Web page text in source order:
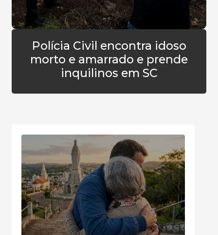
Polícia Civil encontra idoso
morto e amarrado e prende
inquilinos em SC